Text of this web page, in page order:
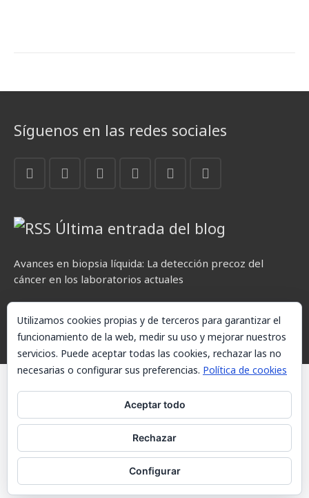
Síguenos en las redes sociales
Última entrada del blog
Avances en biopsia líquida: La detección precoz del
cáncer en los laboratorios actuales
© AKETXE Consulting, S.L. - Este sitio web utiliza cookies, consulte
nuestra Política de cookies.
Política de cookies
Contacto
Utilizamos cookies propias y de terceros para garantizar el
funcionamiento de la web, medir su uso y mejorar nuestros
servicios. Puede aceptar todas las cookies, rechazar las no
necesarias o configurar sus preferencias. Política de cookies
Aceptar todo
Rechazar
Configurar